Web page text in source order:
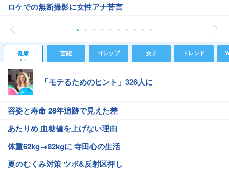
ロケでの無断撮影に女性アナ苦言
健康 芸能 ゴシップ 女子 トレンド
「モテるためのヒント」326人に
容姿と寿命 28年追跡で見えた差
あたりめ 血糖値を上げない理由
体重62kg→82kgに 寺田心の生活
夏のむくみ対策 ツボ&反射区押し